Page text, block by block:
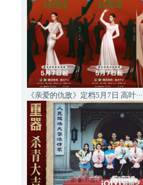
《亲爱的仇敌》定档5月7日 高叶···